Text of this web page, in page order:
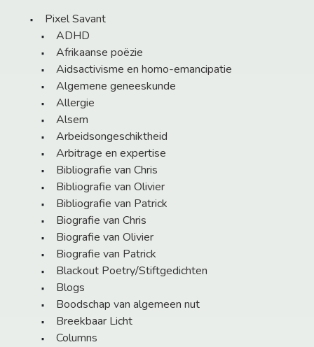
Pixel Savant
ADHD
Afrikaanse poëzie
Aidsactivisme en homo-emancipatie
Algemene geneeskunde
Allergie
Alsem
Arbeidsongeschiktheid
Arbitrage en expertise
Bibliografie van Chris
Bibliografie van Olivier
Bibliografie van Patrick
Biografie van Chris
Biografie van Olivier
Biografie van Patrick
Blackout Poetry/Stiftgedichten
Blogs
Boodschap van algemeen nut
Breekbaar Licht
Columns